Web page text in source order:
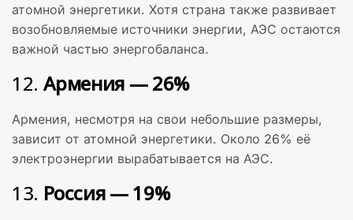
атомной энергетики. Хотя страна также развивает
возобновляемые источники энергии, АЭС остаются
важной частью энергобаланса.
12. Армения — 26%
Армения, несмотря на свои небольшие размеры,
зависит от атомной энергетики. Около 26% её
электроэнергии вырабатывается на АЭС.
13. Россия — 19%